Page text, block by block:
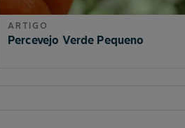
ARTIGO
Percevejo Verde Pequeno